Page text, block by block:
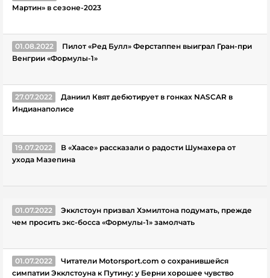
Мартин» в сезоне-2023
01.08.2022
Пилот «Ред Булл» Ферстаппен выиграл Гран-при
Венгрии «Формулы-1»
27.07.2022
Даниил Квят дебютирует в гонках NASCAR в
Индианаполисе
19.07.2022
В «Хаасе» рассказали о радости Шумахера от
ухода Мазепина
01.07.2022
Экклстоун призвал Хэмилтона подумать, прежде
чем просить экс-босса «Формулы-1» замолчать
01.07.2022
Читатели Motorsport.com о сохранившейся
симпатии Экклстоуна к Путину: у Берни хорошее чувство